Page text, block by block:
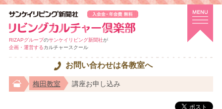
RIZAPグループのサンケイリビング新聞社が
企画・運営するカルチャースクール
お問い合わせは各教室へ
梅田教室 講座お申し込み